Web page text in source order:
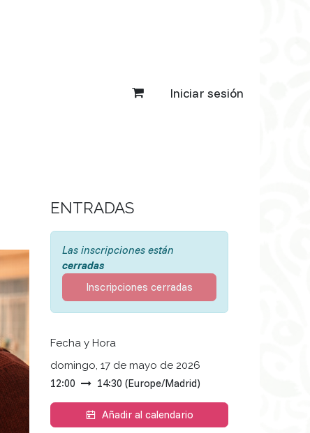
Iniciar sesión
ENTRADAS
Las inscripciones están
cerradas
Inscripciones cerradas
Fecha y Hora
domingo, 17 de mayo de 2026
12:00 14:30 (Europe/Madrid)
Añadir al calendario